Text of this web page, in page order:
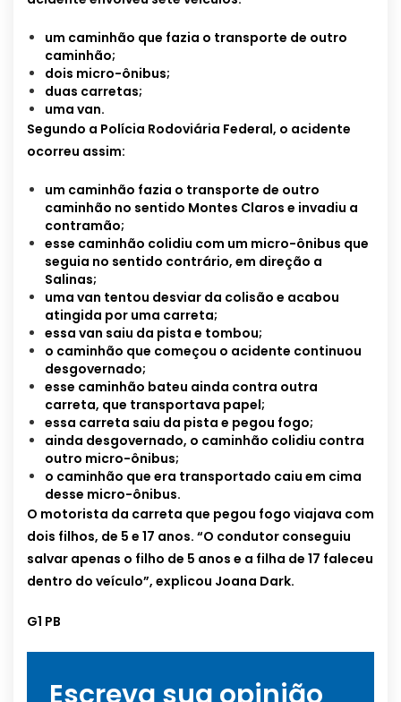
um caminhão que fazia o transporte de outro
caminhão;
dois micro-ônibus;
duas carretas;
uma van.
Segundo a Polícia Rodoviária Federal, o acidente
ocorreu assim:
um caminhão fazia o transporte de outro
caminhão no sentido Montes Claros e invadiu a
contramão;
esse caminhão colidiu com um micro-ônibus que
seguia no sentido contrário, em direção a
Salinas;
uma van tentou desviar da colisão e acabou
atingida por uma carreta;
essa van saiu da pista e tombou;
o caminhão que começou o acidente continuou
desgovernado;
esse caminhão bateu ainda contra outra
carreta, que transportava papel;
essa carreta saiu da pista e pegou fogo;
ainda desgovernado, o caminhão colidiu contra
outro micro-ônibus;
o caminhão que era transportado caiu em cima
desse micro-ônibus.
O motorista da carreta que pegou fogo viajava com
dois filhos, de 5 e 17 anos. “O condutor conseguiu
salvar apenas o filho de 5 anos e a filha de 17 faleceu
dentro do veículo”, explicou Joana Dark.
G1 PB